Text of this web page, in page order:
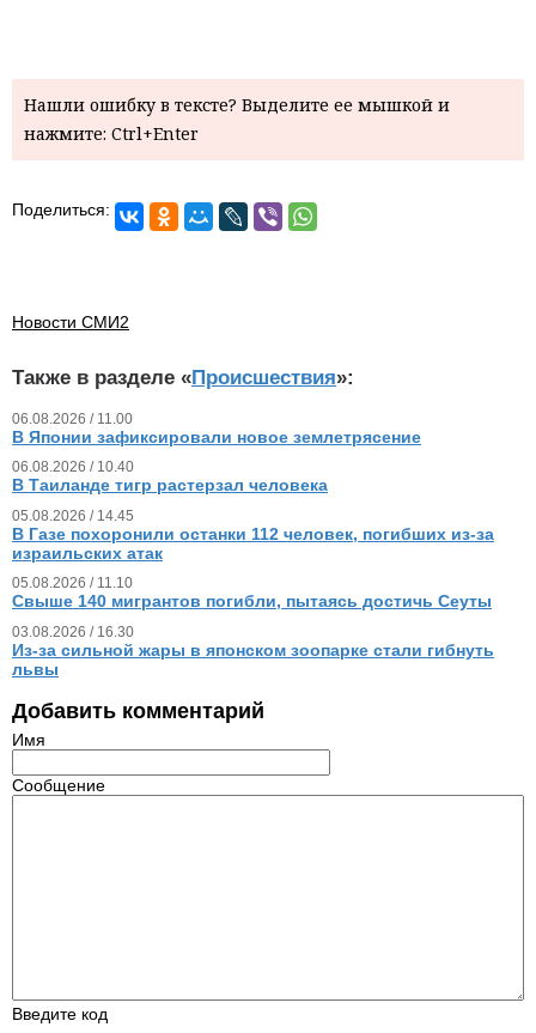
Нашли ошибку в тексте? Выделите ее мышкой и
нажмите: Ctrl+Enter
Поделиться:
Новости СМИ2
Также в разделе «Происшествия»:
06.08.2026 / 11.00
В Японии зафиксировали новое землетрясение
06.08.2026 / 10.40
В Таиланде тигр растерзал человека
05.08.2026 / 14.45
В Газе похоронили останки 112 человек, погибших из‑за
израильских атак
05.08.2026 / 11.10
Свыше 140 мигрантов погибли, пытаясь достичь Сеуты
03.08.2026 / 16.30
Из‑за сильной жары в японском зоопарке стали гибнуть
львы
Добавить комментарий
Имя
Сообщение
Введите код